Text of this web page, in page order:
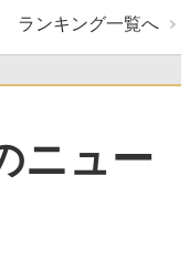
ランキング一覧へ
ニュー